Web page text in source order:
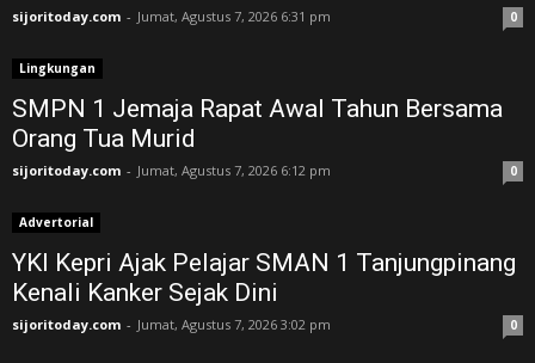
sijoritoday.com - Jumat, Agustus 7, 2026 6:31 pm 0
Lingkungan
SMPN 1 Jemaja Rapat Awal Tahun Bersama
Orang Tua Murid ‎
sijoritoday.com - Jumat, Agustus 7, 2026 6:12 pm 0
Advertorial
YKI Kepri Ajak Pelajar SMAN 1 Tanjungpinang
Kenali Kanker Sejak Dini
sijoritoday.com - Jumat, Agustus 7, 2026 3:02 pm 0